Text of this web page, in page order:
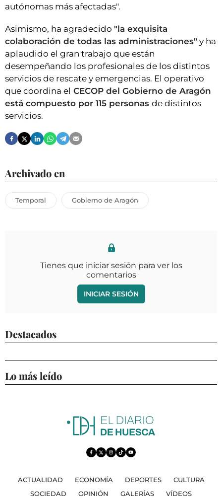
autónomas más afectadas".
Asimismo, ha agradecido "la exquisita
colaboración de todas las administraciones" y ha
aplaudido el gran trabajo que están
desempeñando los profesionales de los distintos
servicios de rescate y emergencias. El operativo
que coordina el CECOP del Gobierno de Aragón
está compuesto por 115 personas de distintos
servicios.
Archivado en
Temporal Gobierno de Aragón
Tienes que iniciar sesión para ver los
comentarios
INICIAR SESIÓN
Destacados
Lo más leído
ACTUALIDAD ECONOMÍA DEPORTES
CULTURA
SOCIEDAD
OPINIÓN GALERÍAS VÍDEOS